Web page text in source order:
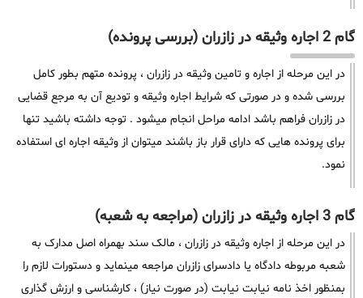
گام 2 اجاره وثیقه در زازران (بررسی پرونده)
در این مرحله از اجاره و تامین وثیقه در زازران ، پرونده متهم بطور کامل
بررسی شده و در صورتی که شرایط اجاره وثیقه و تودیع آن به مرجع قضایی
در زازران فراهم باشد ادامه مراحل انجام میشود . توجه داشته باشید تنها
برای پرونده هایی که دارای قرار باز باشند میتوان از وثیقه اجاره ای استفاده
نمود.
گام 3 اجاره وثیقه در زازران (مراجعه به شعبه)
در این مرحله از اجاره وثیقه در زازران ، مالک سند بهمراه اصل مدارک به
شعبه مربوطه دادگاه یا دادسرای زازران مراجعه مینماید و دستورات لازم را
بمنظور اخذ نامه نیابت نیابت (در صورت نیاز) ، کارشناسی و ارزش گذاری